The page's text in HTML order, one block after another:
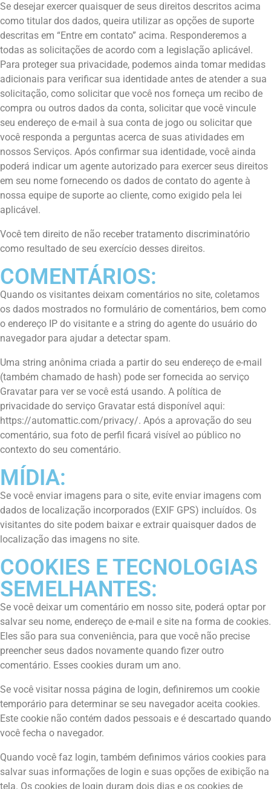
Se desejar exercer quaisquer de seus direitos descritos acima
como titular dos dados, queira utilizar as opções de suporte
descritas em “Entre em contato” acima. Responderemos a
todas as solicitações de acordo com a legislação aplicável.
Para proteger sua privacidade, podemos ainda tomar medidas
adicionais para verificar sua identidade antes de atender a sua
solicitação, como solicitar que você nos forneça um recibo de
compra ou outros dados da conta, solicitar que você vincule
seu endereço de e-mail à sua conta de jogo ou solicitar que
você responda a perguntas acerca de suas atividades em
nossos Serviços. Após confirmar sua identidade, você ainda
poderá indicar um agente autorizado para exercer seus direitos
em seu nome fornecendo os dados de contato do agente à
nossa equipe de suporte ao cliente, como exigido pela lei
aplicável.
Você tem direito de não receber tratamento discriminatório
como resultado de seu exercício desses direitos.
COMENTÁRIOS:
Quando os visitantes deixam comentários no site, coletamos
os dados mostrados no formulário de comentários, bem como
o endereço IP do visitante e a string do agente do usuário do
navegador para ajudar a detectar spam.
Uma string anônima criada a partir do seu endereço de e-mail
(também chamado de hash) pode ser fornecida ao serviço
Gravatar para ver se você está usando. A política de
privacidade do serviço Gravatar está disponível aqui:
https://automattic.com/privacy/. Após a aprovação do seu
comentário, sua foto de perfil ficará visível ao público no
contexto do seu comentário.
MÍDIA:
Se você enviar imagens para o site, evite enviar imagens com
dados de localização incorporados (EXIF GPS) incluídos. Os
visitantes do site podem baixar e extrair quaisquer dados de
localização das imagens no site.
COOKIES E TECNOLOGIAS
SEMELHANTES:
Se você deixar um comentário em nosso site, poderá optar por
salvar seu nome, endereço de e-mail e site na forma de cookies.
Eles são para sua conveniência, para que você não precise
preencher seus dados novamente quando fizer outro
comentário. Esses cookies duram um ano.
Se você visitar nossa página de login, definiremos um cookie
temporário para determinar se seu navegador aceita cookies.
Este cookie não contém dados pessoais e é descartado quando
você fecha o navegador.
Quando você faz login, também definimos vários cookies para
salvar suas informações de login e suas opções de exibição na
tela. Os cookies de login duram dois dias e os cookies de